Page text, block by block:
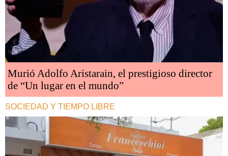
Murió Adolfo Aristarain, el prestigioso director
de “Un lugar en el mundo”
SOCIEDAD Y TIEMPO LIBRE